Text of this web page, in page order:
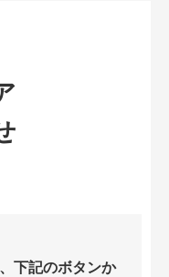
下記のボタンか